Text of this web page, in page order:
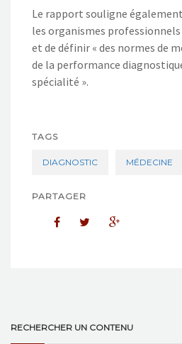
Le rapport souligne
les organismes professionnels
et de définir « des normes de
de la performance
spécialité ».
TAGS
DIAGNOSTIC MÉDECINE
PARTAGER
RECHERCHER UN CONTENU